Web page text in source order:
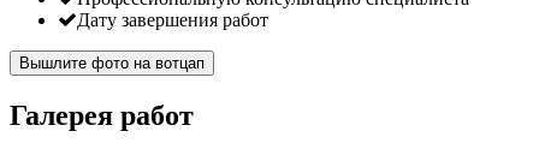
Дату завершения работ
Вышлите фото на вотцап
Галерея работ